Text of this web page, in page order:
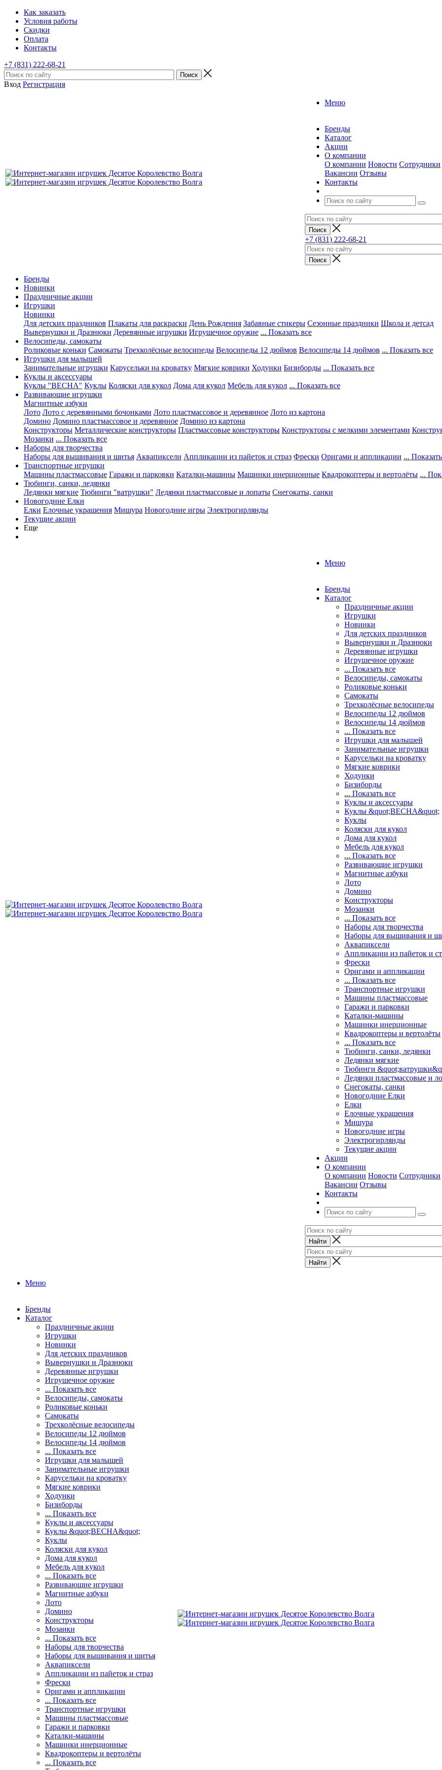
Как заказать
Условия работы
Скидки
Оплата
Контакты
+7 (831) 222-68-21
Вход Регистрация
Меню
Бренды
Каталог
Акции
О компании
О компании Новости Сотрудники
Вакансии Отзывы
Контакты
+7 (831) 222-68-21
Бренды
Новинки
Праздничные акции
Игрушки
Новинки
Для детских праздников Плакаты для раскраски День Рождения Забавные стикеры Сезонные праздники Школа и детсад
Вывернушки и Дразнюки Деревянные игрушки Игрушечное оружие ... Показать все
Велосипеды, самокаты
Роликовые коньки Самокаты Трехколёсные велосипеды Велосипеды 12 дюймов Велосипеды 14 дюймов ... Показать все
Игрушки для малышей
Занимательные игрушки Карусельки на кроватку Мягкие коврики Ходунки Бизиборды ... Показать все
Куклы и аксессуары
Куклы "ВЕСНА" Куклы Коляски для кукол Дома для кукол Мебель для кукол ... Показать все
Развивающие игрушки
Магнитные азбуки
Лото Лото с деревянными бочонками Лото пластмассовое и деревянное Лото из картона
Домино Домино пластмассовое и деревянное Домино из картона
Конструкторы Металлические конструкторы Пластмассовые конструкторы Конструкторы с мелкими элементами
Мозаики ... Показать все
Наборы для творчества
Наборы для вышивания и шитья Аквапиксели Аппликации из пайеток и страз Фрески Оригами и аппликации ...
Транспортные игрушки
Машины пластмассовые Гаражи и парковки Каталки-машины Машинки инерционные Квадрокоптеры и вертолёты ...
Тюбинги, санки, ледянки
Ледянки мягкие Тюбинги "ватрушки" Ледянки пластмассовые и лопаты Снегокаты, санки
Новогодние Елки
Елки Елочные украшения Мишура Новогодние игры Электрогирлянды
Текущие акции
Еще
Меню
Бренды
Каталог
Праздничные акции
Игрушки
Новинки
Для детских праздников
Вывернушки и Дразнюки
Деревянные игрушки
Игрушечное оружие
... Показать все
Велосипеды, самокаты
Роликовые коньки
Самокаты
Трехколёсные велосипеды
Велосипеды 12 дюймов
Велосипеды 14 дюймов
... Показать все
Игрушки для малышей
Занимательные игрушки
Карусельки на кроватку
Мягкие коврики
Ходунки
Бизиборды
... Показать все
Куклы и аксессуары
Куклы &quot;ВЕСНА&quot;
Куклы
Коляски для кукол
Дома для кукол
Мебель для кукол
... Показать все
Развивающие игрушки
Магнитные азбуки
Лото
Домино
Конструкторы
Мозаики
... Показать все
Наборы для творчества
Наборы для вышивания и
Аквапиксели
Аппликации из пайеток и
Фрески
Оригами и аппликации
... Показать все
Транспортные игрушки
Машины пластмассовые
Гаражи и парковки
Каталки-машины
Машинки инерционные
Квадрокоптеры и вертолёты
... Показать все
Тюбинги, санки, ледянки
Ледянки мягкие
Тюбинги
Ледянки пластмассовые и
Снегокаты, санки
Новогодние Елки
Елки
Елочные украшения
Мишура
Новогодние игры
Электрогирлянды
Текущие акции
Акции
О компании
О компании Новости Сотрудники
Вакансии Отзывы
Контакты
Меню
Бренды
Каталог
Праздничные акции
Игрушки
Новинки
Для детских праздников
Вывернушки и Дразнюки
Деревянные игрушки
Игрушечное оружие
... Показать все
Велосипеды, самокаты
Роликовые коньки
Самокаты
Трехколёсные велосипеды
Велосипеды 12 дюймов
Велосипеды 14 дюймов
... Показать все
Игрушки для малышей
Занимательные игрушки
Карусельки на кроватку
Мягкие коврики
Ходунки
Бизиборды
... Показать все
Куклы и аксессуары
Куклы &quot;ВЕСНА&quot;
Куклы
Коляски для кукол
Дома для кукол
Мебель для кукол
... Показать все
Развивающие игрушки
Магнитные азбуки
Лото
Домино
Конструкторы
Мозаики
... Показать все
Наборы для творчества
Наборы для вышивания и шитья
Аквапиксели
Аппликации из пайеток и страз
Фрески
Оригами и аппликации
... Показать все
Транспортные игрушки
Машины пластмассовые
Гаражи и парковки
Каталки-машины
Машинки инерционные
Квадрокоптеры и вертолёты
... Показать все